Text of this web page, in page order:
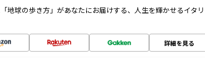
地球の歩き方」があなたにお届けする、人生を輝かせるイタリ
詳細を見る